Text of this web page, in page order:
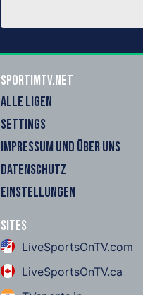
sportimtv.net
ALLE LIGEN
SETTINGS
IMPRESSUM UND ÜBER UNS
DATENSCHUTZ
EINSTELLUNGEN
Sites
LiveSportsOnTV.com
LiveSportsOnTV.ca